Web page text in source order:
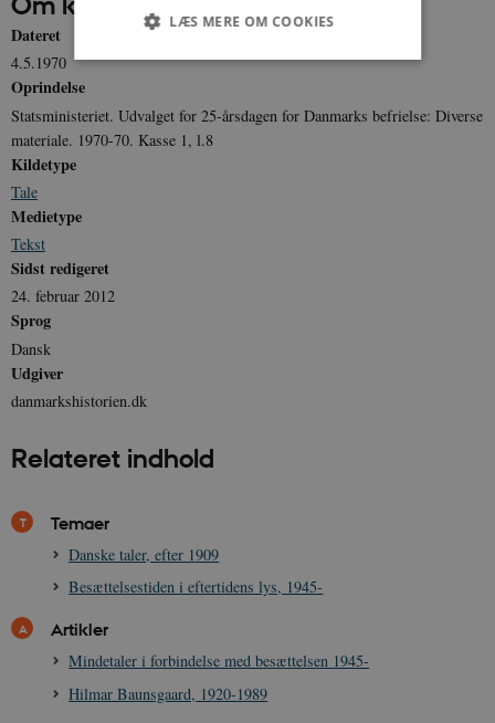
Dateret
4.5.1970
Oprindelse
Statsministeriet. Udvalget for 25-årsdagen for Danmarks befrielse: Diverse
materiale. 1970-70. Kasse 1, l.8
Kildetype
Tale
Medietype
Tekst
Sidst redigeret
24. februar 2012
Sprog
Dansk
Udgiver
danmarkshistorien.dk
Relateret indhold
Temaer
Danske taler, efter 1909
Besættelsestiden i eftertidens lys, 1945-
Artikler
Mindetaler i forbindelse med besættelsen 1945-
Hilmar Baunsgaard, 1920-1989
LÆS MERE OM COOKIES
Funktionelle